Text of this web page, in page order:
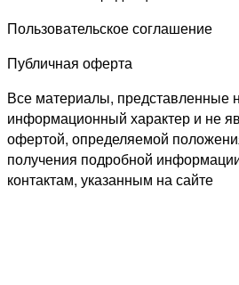
Пользовательское соглашение
Публичная оферта
Все материалы, представленные
информационный характер и не
офертой, определяемой
получения подробной
контактам, указанным на сайте